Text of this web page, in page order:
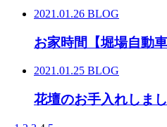
2021.01.26 BLOG
お家時間【堀場自動車
2021.01.25 BLOG
花壇のお手入れしま